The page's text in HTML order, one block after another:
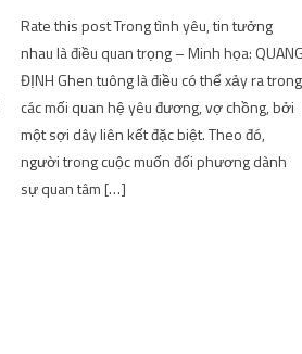
Rate this post Trong tình yêu, tin tưởng
nhau là điều quan trọng – Minh họa: QUANG
ĐỊNH Ghen tuông là điều có thể xảy ra trong
các mối quan hệ yêu đương, vợ chồng, bởi
một sợi dây liên kết đặc biệt. Theo đó,
người trong cuộc muốn đối phương dành
sự quan tâm […]